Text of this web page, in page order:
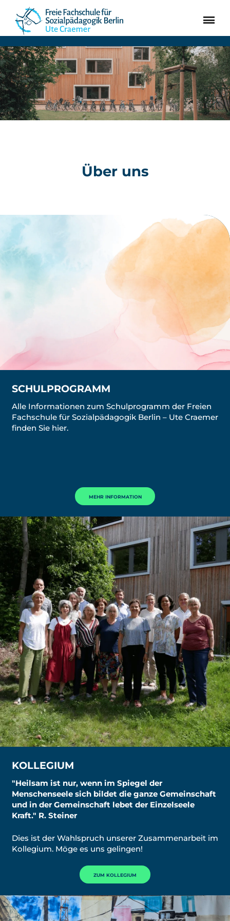
SUCHEN
JETZT BEWERBEN!
Erzieher:in werden
Bewerbung
Aktuelles
Über uns
SCHULPROGRAMM
Alle Informationen zum Schulprogramm der Freien
Fachschule für Sozialpädagogik Berlin – Ute Craemer
finden Sie hier.
MEHR INFORMATION
KOLLEGIUM
"Heilsam ist nur, wenn im Spiegel der
Menschenseele sich bildet die ganze Gemeinschaft
und in der Gemeinschaft lebet der Einzelseele
Kraft." R. Steiner
Dies ist der Wahlspruch unserer Zusammenarbeit im
Kollegium. Möge es uns gelingen!
ZUM KOLLEGIUM